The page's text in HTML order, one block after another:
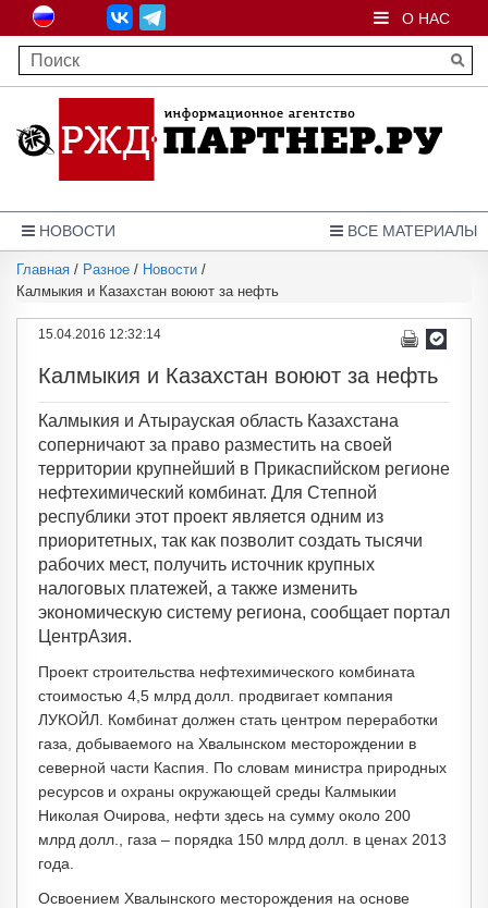
О НАС
ВСЕ МАТЕРИАЛЫ
НОВОСТИ
Главная / Разное / Новости /
Калмыкия и Казахстан воюют за нефть
15.04.2016 12:32:14
Калмыкия и Казахстан воюют за нефть
Калмыкия и Атырауская область Казахстана
соперничают за право разместить на своей
территории крупнейший в Прикаспийском регионе
нефтехимический комбинат. Для Степной
республики этот проект является одним из
приоритетных, так как позволит создать тысячи
рабочих мест, получить источник крупных
налоговых платежей, а также изменить
экономическую систему региона, сообщает портал
ЦентрАзия.
Проект строительства нефтехимического комбината
стоимостью 4,5 млрд долл. продвигает компания
ЛУКОЙЛ. Комбинат должен стать центром переработки
газа, добываемого на Хвалынском месторождении в
северной части Каспия. По словам министра природных
ресурсов и охраны окружающей среды Калмыкии
Николая Очирова, нефти здесь на сумму около 200
млрд долл., газа – порядка 150 млрд долл. в ценах 2013
года.
Освоением Хвалынского месторождения на основе